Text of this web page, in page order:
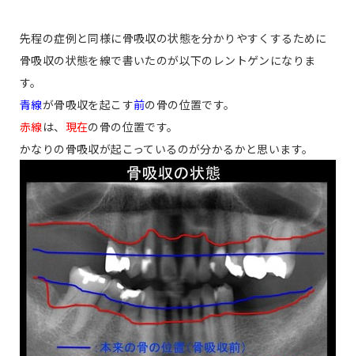
先程の症例と同様に骨吸収の状態を分かりやすくするために
骨吸収の状態を線で書いたのが以下のレントゲンになりま
す。
青線が骨吸収を起こす前の骨の位置です。
赤線は、 現在の骨の位置です。
かなりの骨吸収が起こっているのが分かるかと思います。